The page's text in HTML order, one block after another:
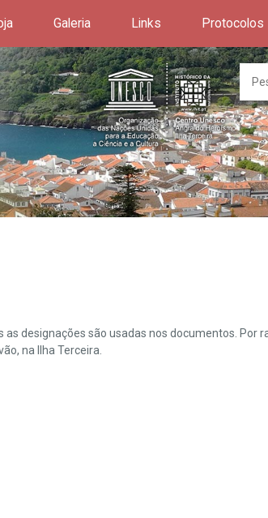
Galeria Links Protocolos
designações são usadas nos documentos. Por
na Ilha Terceira.